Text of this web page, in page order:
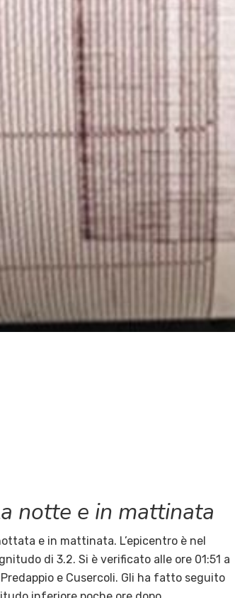
notte e in mattinata
e in mattinata. L’epicentro è nel
di 3.2. Si è verificato alle ore 01:51 a
e Cusercoli. Gli ha fatto seguito